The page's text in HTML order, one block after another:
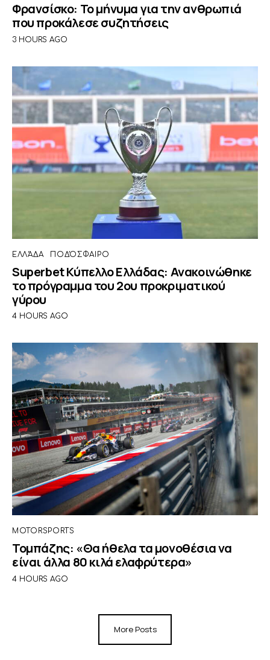
Φρανσίσκο: Το μήνυμα για την ανθρωπιά
που προκάλεσε συζητήσεις
3 HOURS AGO
ΕΛΛΆΔΑ ΠΟΔΌΣΦΑΙΡΟ
Superbet Κύπελλο Ελλάδας: Ανακοινώθηκε
το πρόγραμμα του 2ου προκριματικού
γύρου
4 HOURS AGO
MOTORSPORTS
Τομπάζης: «Θα ήθελα τα μονοθέσια να
είναι άλλα 80 κιλά ελαφρύτερα»
4 HOURS AGO
More Posts